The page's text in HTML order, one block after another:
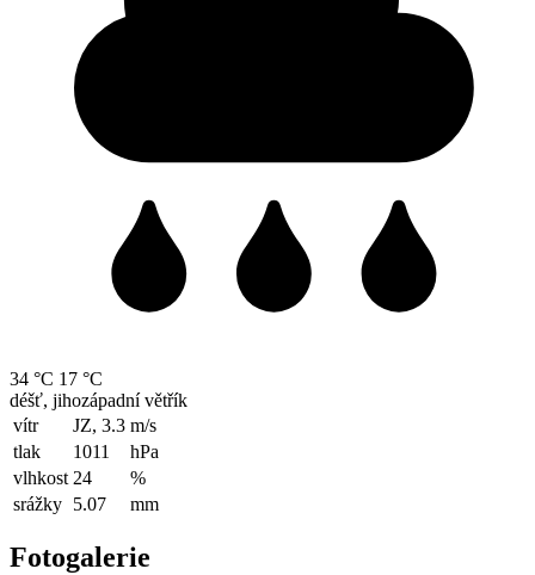
34 °C 17 °C
déšť, jihozápadní větřík
vítr
JZ, 3.3 m/s
tlak
1011
hPa
vlhkost 24
%
srážky 5.07 mm
Fotogalerie